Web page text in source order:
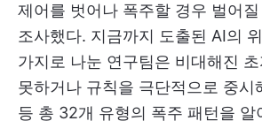
제어를 벗어나 폭주할 경우 벌어
조사했다. 지금까지 도출된 AI의
가지로 나눈 연구팀은 비대해진
못하거나 규칙을 극단적으로 중시
등 총 32개 유형의 폭주 패턴을 알